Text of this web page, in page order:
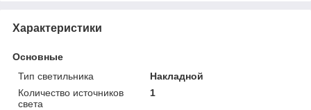
Характеристики
Основные
Тип светильника
Накладной
Количество источников
света
1